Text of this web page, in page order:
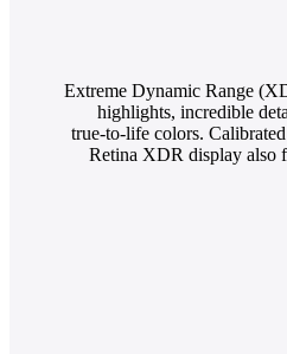
Extreme Dynamic Range
highlights, incredible
true‑to‑life colors.
Retina XDR display also